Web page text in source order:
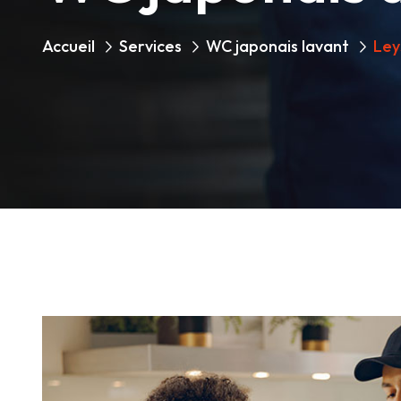
Accueil Services WC japonais lavant